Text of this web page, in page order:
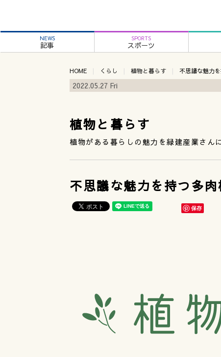
NEWS
記事
SPORTS
スポーツ
HOME くらし 植物と暮らす 不思議な魅力
2022.05.27 Fri
植物と暮らす
植物がある暮らしの魅力を緑建産業さん
不思議な魅力を持つ多
保存